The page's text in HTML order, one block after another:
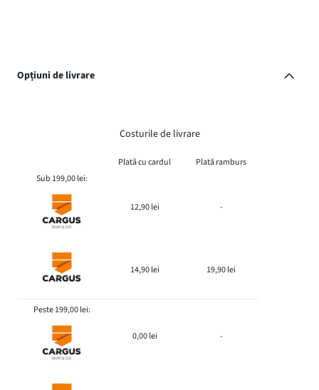
Opțiuni de livrare
Costurile de livrare
Plată cu cardul
Plată ramburs
Sub 199,00 lei:
12,90 lei -
14,90 lei 19,90 lei
Peste 199,00 lei:
0,00 lei -